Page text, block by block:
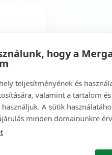
hogy a
teljesítményének és
valamint a tartalom
használjuk. A sütik
minden domainünkre